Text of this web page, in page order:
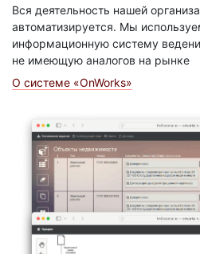
Вся деятельность нашей
автоматизируется. Мы
информационную систему
не имеющую аналогов на рынке
О системе «OnWorks»